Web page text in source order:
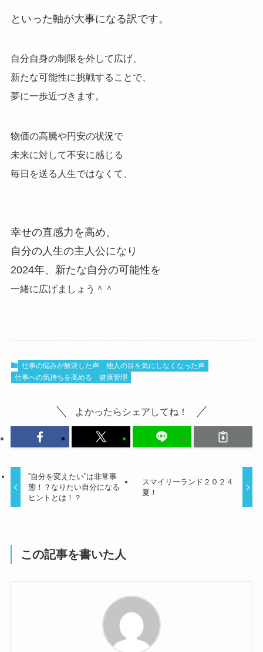
といった軸が大事になる訳です。
自分自身の制限を外して広げ、
新たな可能性に挑戦することで、
夢に一歩近づきます。
物価の高騰や円安の状況で
未来に対して不安に感じる
毎日を送る人生ではなくて、
幸せの直感力を高め、
自分の人生の主人公になり
2024年、新たな自分の可能性を
一緒に広げましょう＾＾
仕事の悩みが解決した声
他人の目を気にしなくなった声
仕事への気持ちを高める
健康管理
よかったらシェアしてね！
”自分を変えたい”は非常事
態！？なりたい自分になる
ヒントとは！？
スマイリーランド２０２４
夏！
この記事を書いた人